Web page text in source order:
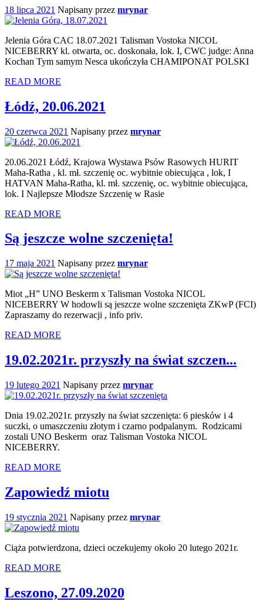
18 lipca 2021 Napisany przez mrynar
Jelenia Góra CAC 18.07.2021 Talisman Vostoka NICOL
NICEBERRY kl. otwarta, oc. doskonała, lok. I, CWC judge: Anna
Kochan Tym samym Nesca ukończyła CHAMIPONAT POLSKI
READ MORE
Łódź, 20.06.2021
20 czerwca 2021 Napisany przez mrynar
20.06.2021 Łódź, Krajowa Wystawa Psów Rasowych HURIT
Maha-Ratha , kl. mł. szczenię oc. wybitnie obiecująca , lok, I
HATVAN Maha-Ratha, kl. mł. szczenię, oc. wybitnie obiecująca,
lok. I Najlepsze Młodsze Szczenię w Rasie
READ MORE
Są jeszcze wolne szczenięta!
17 maja 2021 Napisany przez mrynar
Miot „H” UNO Beskerm x Talisman Vostoka NICOL
NICEBERRY W hodowli są jeszcze wolne szczenięta ZKwP (FCI)
Zapraszamy do rezerwacji , info priv.
READ MORE
19.02.2021r. przyszły na świat szczen...
19 lutego 2021 Napisany przez mrynar
Dnia 19.02.2021r. przyszły na świat szczenięta: 6 piesków i 4
suczki, o umaszczeniu złotym i czarno podpalanym. Rodzicami
zostali UNO Beskerm oraz Talisman Vostoka NICOL
NICEBERRY.
READ MORE
Zapowiedź miotu
19 stycznia 2021 Napisany przez mrynar
Ciąża potwierdzona, dzieci oczekujemy około 20 lutego 2021r.
READ MORE
Leszono, 27.09.2020